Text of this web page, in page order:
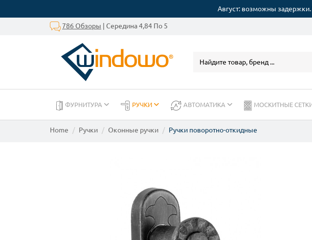
Август: возможны
786 Обзоры | Середина 4,84 По 5
ФУРНИТУРА РУЧКИ АВТОМАТИКА МОСКИТНЫЕ
Home Ручки Оконные ручки Ручки поворотно-откидные